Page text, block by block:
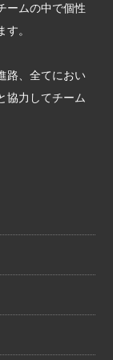
ームの中で個性
。
路、全てにおい
協力してチーム